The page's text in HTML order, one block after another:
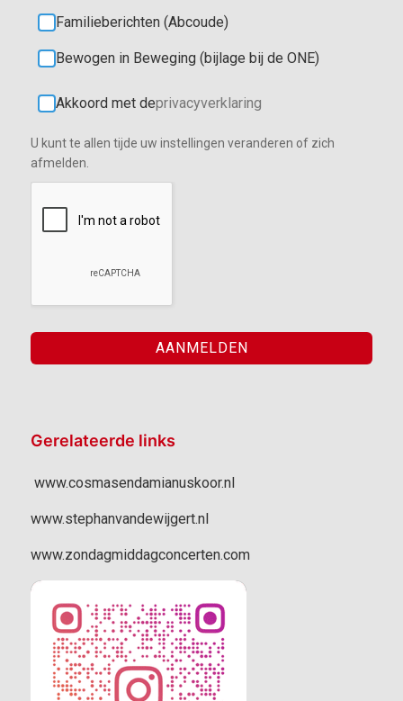
Familieberichten (Abcoude)
Bewogen in Beweging (bijlage bij de ONE)
Akkoord met deprivacyverklaring
U kunt te allen tijde uw instellingen veranderen of zich
afmelden.
Gerelateerde links
www.cosmasendamianuskoor.nl
www.stephanvandewijgert.nl
www.zondagmiddagconcerten.com